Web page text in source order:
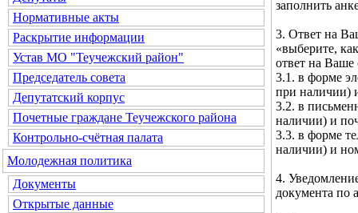
Нормативные акты
Раскрытие информации
Устав МО "Теучежский район"
Председатель совета
Депутатский корпус
Почетные граждане Теучежского района
Контрольно-счётная палата
Молодежная политика
Документы
Открытые данные
заполнить
3. Ответ на
«выберите,
ответ на
3.1. в форме
при наличии)
3.2. в
наличии) и
3.3. в форме
наличии) и
4.
документа по